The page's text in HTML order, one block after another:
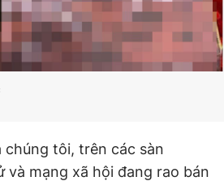
chúng tôi, trên các sàn
và mạng xã hội đang rao bán